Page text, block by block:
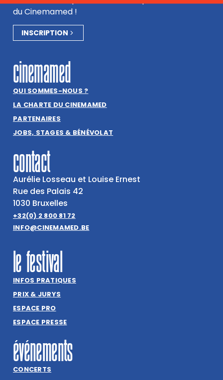
du Cinemamed !
INSCRIPTION
cinemamed
QUI SOMMES-NOUS ?
LA CHARTE DU CINEMAMED
PARTENAIRES
JOBS, STAGES & BÉNÉVOLAT
contact
Aurélie Losseau et Louise Ernest
Rue des Palais 42
1030 Bruxelles
+32(0) 2 800 81 72
INFO@CINEMAMED.BE
le festival
INFOS PRATIQUES
PRIX & JURYS
ESPACE PRO
ESPACE PRESSE
événements
CONCERTS